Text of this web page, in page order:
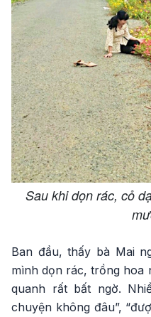
Sau khi dọn rác, cỏ
Ban đầu, thấy bà Mai
mình dọn rác, trồng hoa
quanh rất bất ngờ.
chuyện không đâu”,